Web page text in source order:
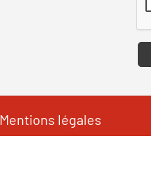
Mentions légales